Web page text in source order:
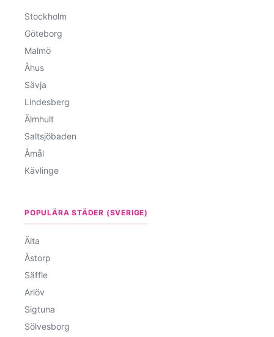
Stockholm
Göteborg
Malmö
Åhus
Sävja
Lindesberg
Älmhult
Saltsjöbaden
Åmål
Kävlinge
POPULÄRA STÄDER (SVERIGE)
Älta
Åstorp
Säffle
Arlöv
Sigtuna
Sölvesborg